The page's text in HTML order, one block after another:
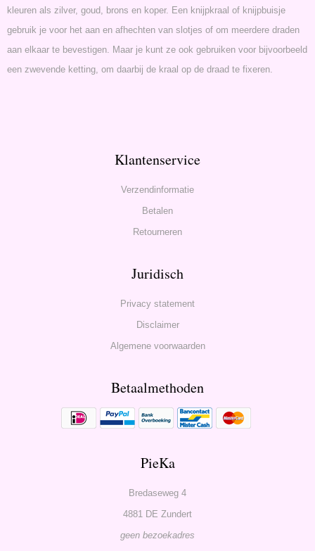
kleuren als zilver, goud, brons en koper. Een knijpkraal of knijpbuisje
gebruik je voor het aan en afhechten van slotjes of om meerdere draden
aan elkaar te bevestigen. Maar je kunt ze ook gebruiken voor bijvoorbeeld
een zwevende ketting, om daarbij de kraal op de draad te fixeren.
Klantenservice
Verzendinformatie
Betalen
Retourneren
Juridisch
Privacy statement
Disclaimer
Algemene voorwaarden
Betaalmethoden
PieKa
Bredaseweg 4
4881 DE Zundert
geen bezoekadres